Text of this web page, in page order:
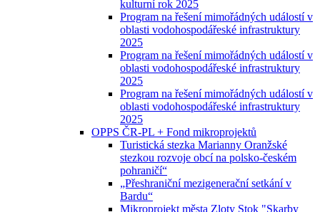
kulturní rok 2025
Program na řešení mimořádných událostí v
oblasti vodohospodářeské infrastruktury
2025
Program na řešení mimořádných událostí v
oblasti vodohospodářeské infrastruktury
2025
Program na řešení mimořádných událostí v
oblasti vodohospodářeské infrastruktury
2025
OPPS ČR-PL + Fond mikroprojektů
Turistická stezka Marianny Oranžské
stezkou rozvoje obcí na polsko-českém
pohraničí“
„Přeshraniční mezigenerační setkání v
Bardu“
Mikroprojekt města Zloty Stok "Skarby